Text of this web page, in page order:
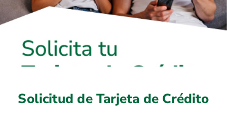
Solicitud de Tarjeta de Crédito